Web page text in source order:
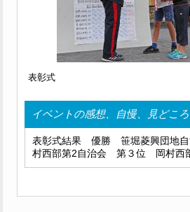
表彰式
イベントの感想、自慢、見どころ
表彰式結果 優勝 笹堀菱興団
村西部第2自治会 第３位 岡村西